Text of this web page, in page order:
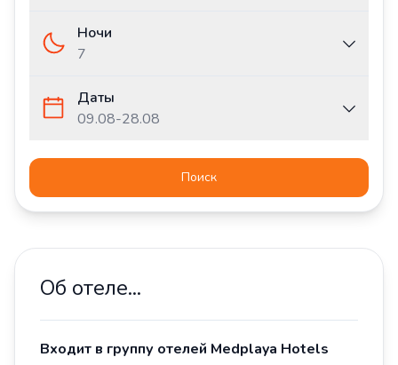
Ночи
7
Даты
09.08-28.08
Поиск
Об отеле...
Входит в группу отелей Medplaya Hotels